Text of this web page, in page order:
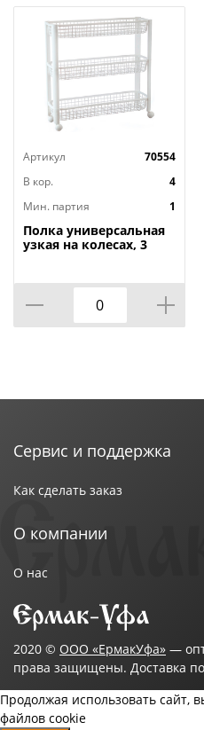
Максимальная нагрузка:
Размер изделия:
Материал полок: ЛДСП - 16
Материал основания:
Вес: 16 кг
Цвет: полок - дуб
Бренд: «Лакси»
Страна-изготовитель:
Артикул
70554
В кор.
4
Мин. партия
1
Полка универсальная
узкая на колесах, 3
Сервис и поддержка
Как сделать заказ
О компании
О нас
2020 © ООО «ЕрмакУфа» —
права защищены. Доставка
Продолжая использовать сайт,
файлов cookie